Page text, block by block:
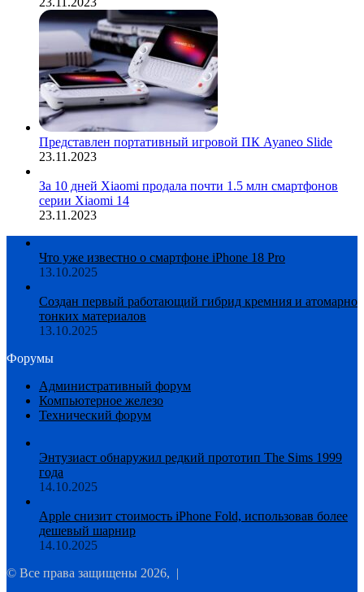
Представлен портативный игровой ПК Ayaneo Slide
23.11.2023
За 10 дней Xiaomi продала почти 1.5 млн смартфонов
серии Xiaomi 14
23.11.2023
Что уже известно о смартфоне iPhone 18 Pro
13.10.2025
Создан первый работающий гибрид кремния и атомарно
тонких материалов
13.10.2025
Форумы
Административный форум
Компьютерное железо
Технический форум
Энтузиаст обнаружил редкий прототип The Sims 1999
года
14.10.2025
Apple снизит стоимость iPhone Fold, использовав более
дешевый шарнир
14.10.2025
© Все права защищены 2026, |